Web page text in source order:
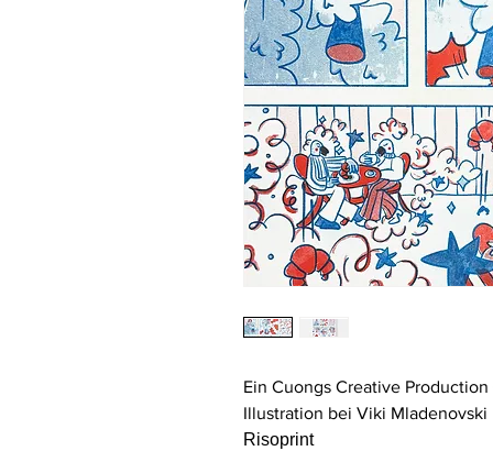
Ein Cuongs Creative Production
Illustration bei Viki Mladenovski
Risoprint